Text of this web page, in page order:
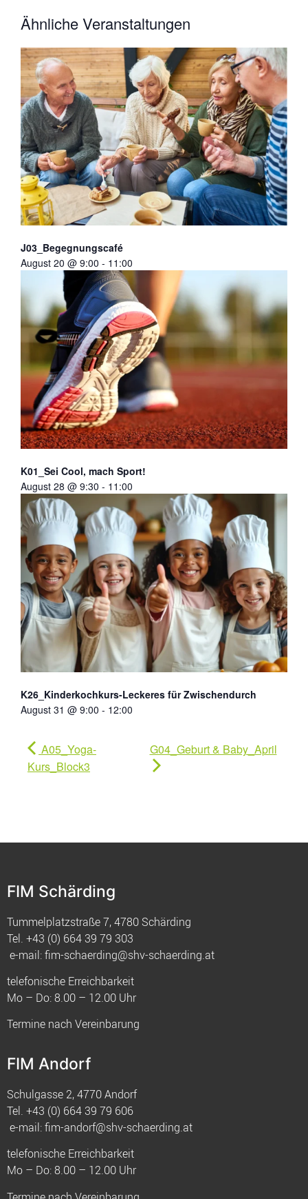
Ähnliche Veranstaltungen
J03_Begegnungscafé
August 20 @ 9:00 - 11:00
K01_Sei Cool, mach Sport!
August 28 @ 9:30 - 11:00
K26_Kinderkochkurs-Leckeres für Zwischendurch
August 31 @ 9:00 - 12:00
A05_Yoga-
Kurs_Block3
G04_Geburt & Baby_April
FIM Schärding
Tummelplatzstraße 7, 4780 Schärding
Tel. +43 (0) 664 39 79 303
e-mail:fim-schaerding@shv-schaerding.at
telefonische Erreichbarkeit
Mo – Do: 8.00 – 12.00 Uhr
Termine nach Vereinbarung
FIM Andorf
Schulgasse 2, 4770 Andorf
Tel. +43 (0) 664 39 79 606
e-mail:fim-andorf@shv-schaerding.at
telefonische Erreichbarkeit
Mo – Do: 8.00 – 12.00 Uhr